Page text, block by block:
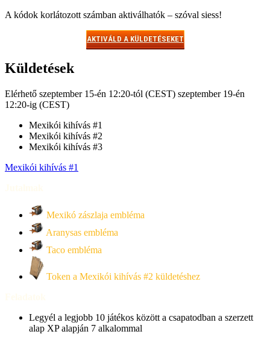
A kódok korlátozott számban aktiválhatók – szóval siess!
AKTIVÁLD A KÜLDETÉSEKET
Küldetések
Elérhető szeptember 15-én 12:20-tól (CEST) szeptember 19-én
12:20-ig (CEST)
Mexikói kihívás #1
Mexikói kihívás #2
Mexikói kihívás #3
Mexikói kihívás #1
Mexikó zászlaja embléma
Aranysas embléma
Taco embléma
Token a Mexikói kihívás #2 küldetéshez
Legyél a legjobb 10 játékos között a csapatodban a szerzett
alap XP alapján 7 alkalommal